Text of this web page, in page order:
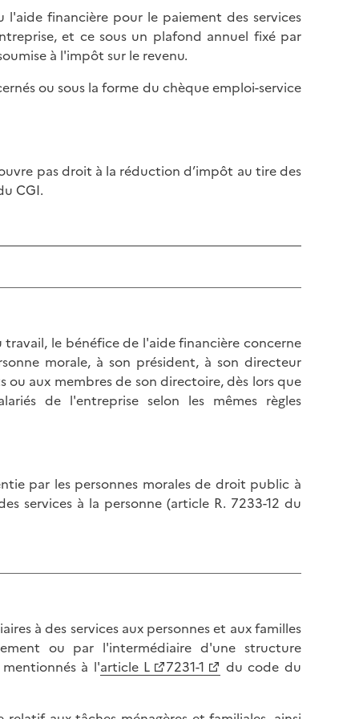
financière pour le paiement des services
et ce sous un plafond annuel fixé par
à l'impôt sur le revenu.
ou sous la forme du chèque emploi-service
pas droit à la réduction d’impôt au tire des
CGI.
le bénéfice de l'aide financière concerne
morale, à son président, à son directeur
ou aux membres de son directoire, dès lors que
de l'entreprise selon les mêmes règles
par les personnes morales de droit public à
services à la personne (article R. 7233-12 du
à des services aux personnes et aux familles
ou par l'intermédiaire d'une structure
à l'article L 7231-1
du code du